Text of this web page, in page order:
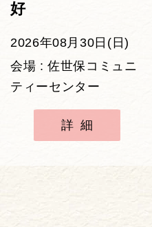
好
2026年08月30日(日)
会場 : 佐世保コミュニ
ティーセンター
詳細